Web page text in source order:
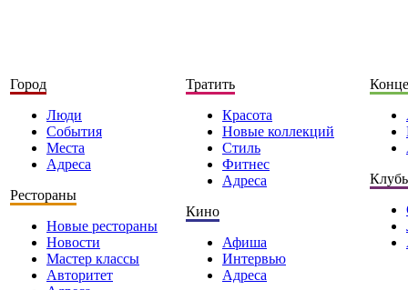
Город
Люди
События
Места
Адреса
Рестораны
Новые рестораны
Новости
Мастер классы
Авторитет
Тратить
Красота
Новые коллекций
Стиль
Фитнес
Адреса
Кино
Афиша
Интервью
Адреса